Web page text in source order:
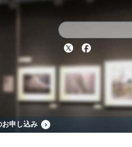
Twitter
お申し込み